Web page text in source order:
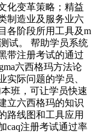
化变革策略；精益
制造业及服务业六
各阶段所用工具及m
试。 帮助学员系统
带注册考试的通过
六西格玛方法论
实际问题的学员、
班，可让学员快速
立六西格玛的知识
路线图和工具应用
caq注册考试通过率